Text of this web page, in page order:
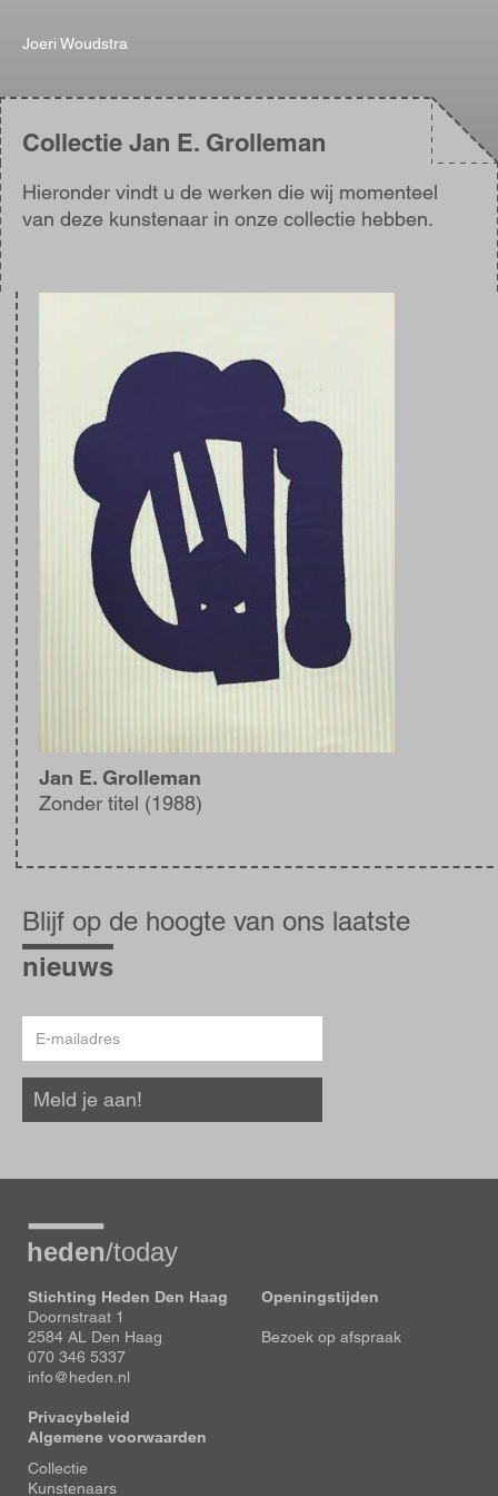
Joeri Woudstra
Collectie Jan E. Grolleman
Hieronder vindt u de werken die wij momenteel
van deze kunstenaar in onze collectie hebben.
Jan E. Grolleman
Zonder titel (1988)
op
de
hoogte
Blijf op de hoogte van ons laatste
nieuws
mailadres
Meld je aan!
Stichting Heden Den Haag
Doornstraat 1
2584 AL Den Haag
070 346 5337
info@heden.nl
Privacybeleid
Algemene voorwaarden
Openingstijden
Bezoek op afspraak
Voet
Collectie
Kunstenaars